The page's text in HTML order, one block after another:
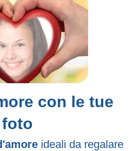
con le tue
foto
ideali da regalare